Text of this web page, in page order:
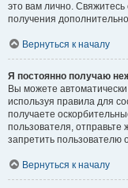
это вам лично.
получения
Вернуться к началу
Я постоянно получаю
Вы можете
используя правила для
получаете
пользователя,
запретить пользователю
Вернуться к началу